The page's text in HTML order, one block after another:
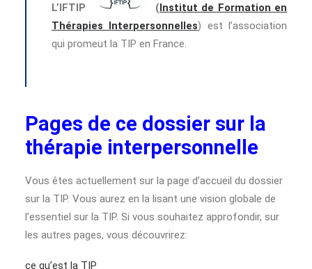
L’IFTIP (Institut de Formation en
Thérapies Interpersonnelles) est l’association
qui promeut la TIP en France.
Pages de ce dossier sur la
thérapie interpersonnelle
Vous êtes actuellement sur la page d’accueil du dossier
sur la TIP. Vous aurez en la lisant une vision globale de
l’essentiel sur la TIP. Si vous souhaitez approfondir, sur
les autres pages, vous découvrirez:
ce qu’est la TIP